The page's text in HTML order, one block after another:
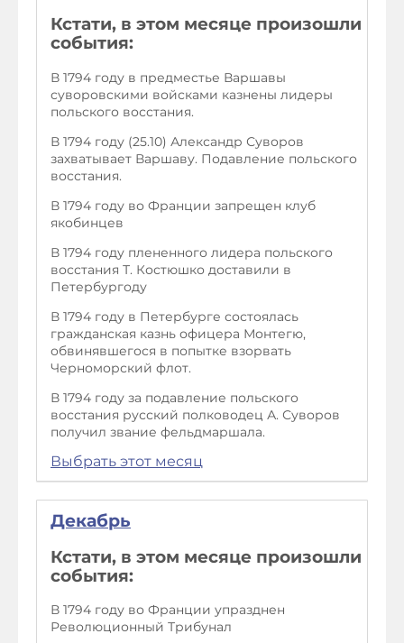
Кстати, в этом месяце произошли
события:
В 1794 году в предместье Варшавы
суворовскими войсками казнены лидеры
польского восстания.
В 1794 году (25.10) Александр Суворов
захватывает Варшаву. Подавление польского
восстания.
В 1794 году во Франции запрещен клуб
якобинцев
В 1794 году плененного лидера польского
восстания Т. Костюшко доставили в
Петербургоду
В 1794 году в Петербурге состоялась
гражданская казнь офицера Монтегю,
обвинявшегося в попытке взорвать
Черноморский флот.
В 1794 году за подавление польского
восстания русский полководец А. Суворов
получил звание фельдмаршала.
Выбрать этот месяц
Декабрь
Кстати, в этом месяце произошли
события:
В 1794 году во Франции упразднен
Революционный Трибунал